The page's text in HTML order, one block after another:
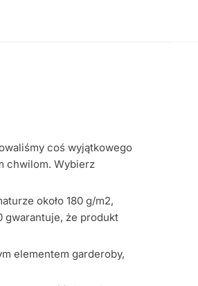
coś wyjątkowego
chwilom. Wybierz
około 180 g/m2,
gwarantuje, że produkt
elementem garderoby,